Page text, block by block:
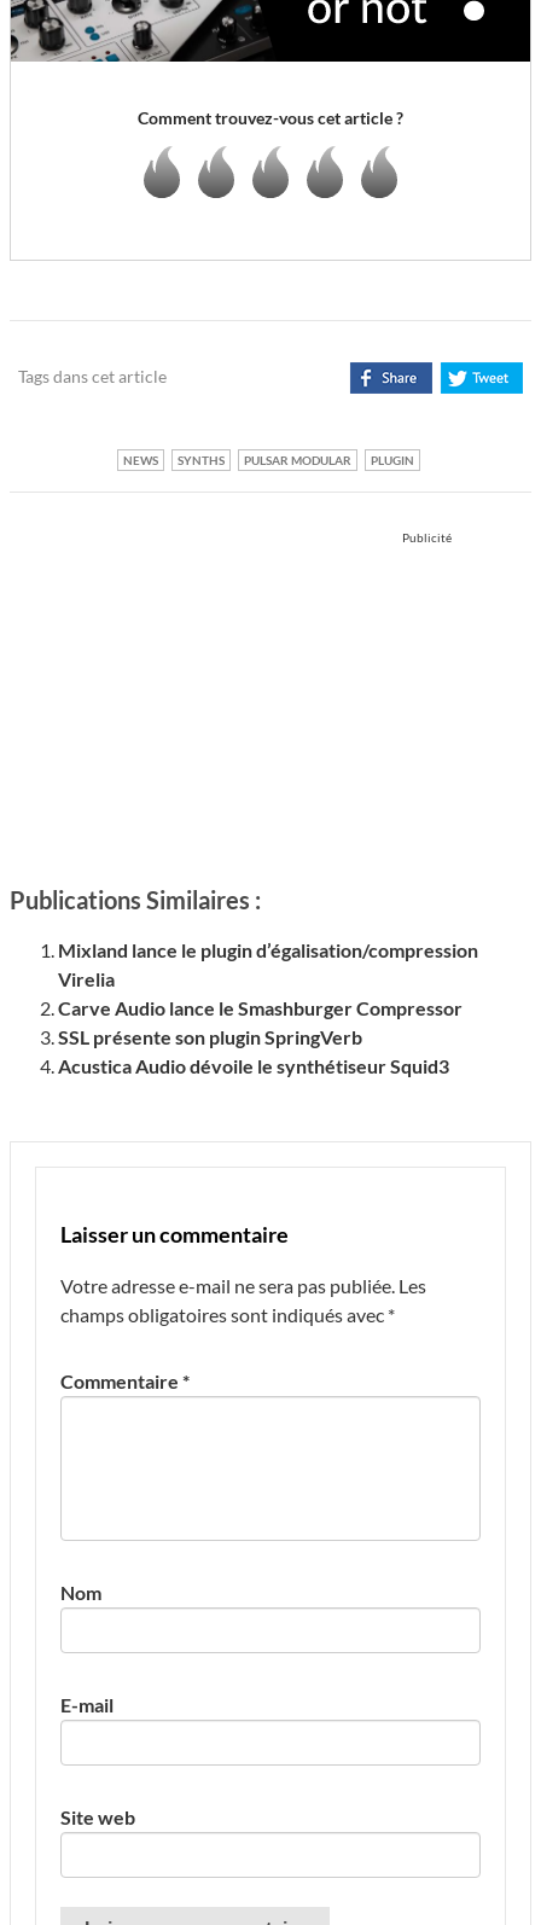
Comment trouvez-vous cet article ?
Tags dans cet article
NEWS SYNTHS PULSAR MODULAR PLUGIN
Publicité
Publications Similaires :
Mixland lance le plugin d’égalisation/compression
Virelia
Carve Audio lance le Smashburger Compressor
SSL présente son plugin SpringVerb
Acustica Audio dévoile le synthétiseur Squid3
Laisser un commentaire
Votre adresse e-mail ne sera pas publiée. Les
champs obligatoires sont indiqués avec *
Commentaire *
Nom
E-mail
Site web